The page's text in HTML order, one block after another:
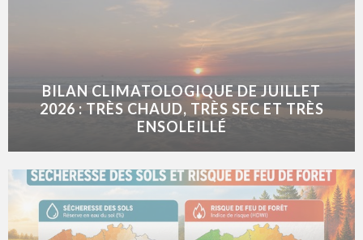
BILAN CLIMATOLOGIQUE DE JUILLET
2026 : TRÈS CHAUD, TRÈS SEC ET TRÈS
ENSOLEILLÉ